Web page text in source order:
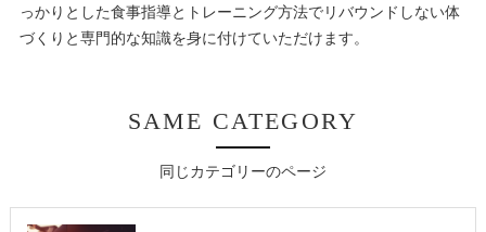
っかりとした食事指導とトレーニング方法でリバウンドしない体
づくりと専門的な知識を身に付けていただけます。
同じカテゴリーのページ
SAME CATEGORY